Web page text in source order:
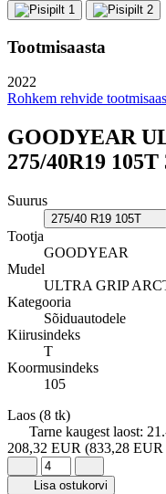
Tootmisaasta
2022
Rohkem rehvide
GOODYEAR
275/40R19
Suurus
275/40 R19 105T
Tootja
GOODYEAR
Mudel
ULTRA GRIP
Kategooria
Sõiduautodele
Kiirusindeks
T
Koormusindeks
105
Laos (8 tk)
Tarne kaugest laost:
208,32 EUR (833,28
Lisa ostukorvi